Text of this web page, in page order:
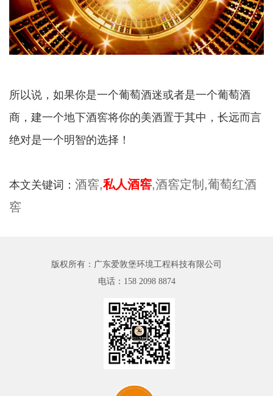
所以说，如果你是一个葡萄酒迷或者是一个葡萄酒
商，建一个地下酒窖将你的美酒置于其中，长远而言
绝对是一个明智的选择！
本文关键词：酒窖,私人酒窖,酒窖定制,葡萄红酒
窖
版权所有：广东爱敦堡环境工程科技有限公司
电话： 158 2098 8874